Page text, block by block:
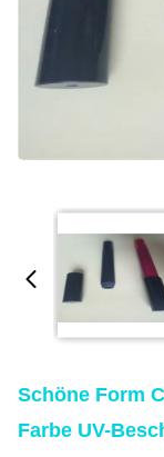
Schöne Form
Farbe UV-